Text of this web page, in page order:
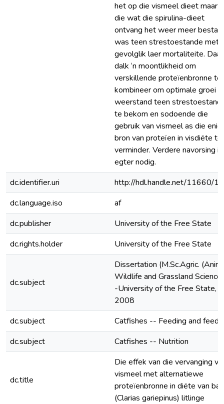
het op die vismeel dieet maar
die wat die spirulina-dieet
ontvang het weer meer
was teen strestoestande met
gevolglik laer mortaliteite.
dalk ‘n moontlikheid om
verskillende proteïenbronne te
kombineer om optimale groei
weerstand teen
te bekom en sodoende die
gebruik van vismeel as die
bron van proteïen in visdiëte te
verminder. Verdere navorsing is
egter nodig.
dc.identifier.uri
http://hdl.handle.net/11660/
dc.language.iso
af
dc.publisher
University of the Free State
dc.rights.holder
University of the Free State
dc.subject
Dissertation (M.Sc.Agric.
Wildlife and Grassland
-University of the Free State,
2008
dc.subject
Catfishes -- Feeding and feeds
dc.subject
Catfishes -- Nutrition
dc.title
Die effek van die vervanging
vismeel met alternatiewe
proteïenbronne in diëte van
(Clarias gariepinus) litlinge